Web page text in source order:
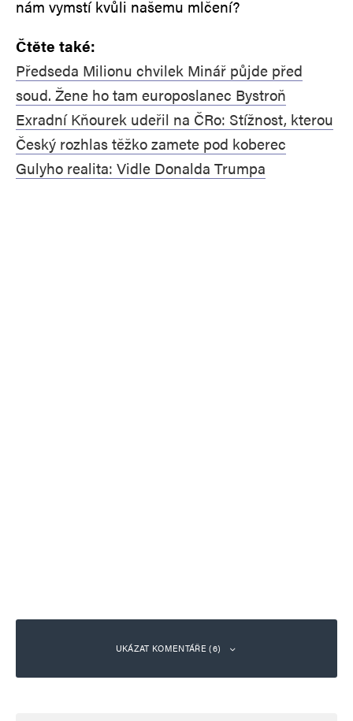
nám vymstí kvůli našemu mlčení?
Čtěte také:
Předseda Milionu chvilek Minář půjde před
soud. Žene ho tam europoslanec Bystroň
Exradní Kňourek udeřil na ČRo: Stížnost, kterou
Český rozhlas těžko zamete pod koberec
Gulyho realita: Vidle Donalda Trumpa
UKÁZAT KOMENTÁŘE (6)